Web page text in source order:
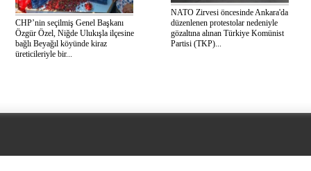
CHP’nin seçilmiş Genel Başkanı
Özgür Özel, Niğde Ulukışla ilçesine
bağlı Beyağıl köyünde kiraz
üreticileriyle bir...
NATO Zirvesi öncesinde Ankara'da
düzenlenen protestolar nedeniyle
gözaltına alınan Türkiye Komünist
Partisi (TKP)...